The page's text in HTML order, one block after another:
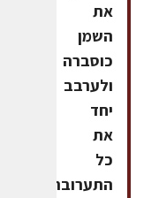
את
השמן
כוסברה
ולערבב
יחד
את
כל